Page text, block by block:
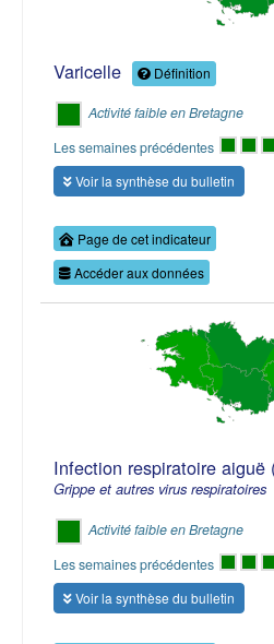
Varicelle Définition
Activité faible en Bretagne
Les semaines précédentes
Voir la synthèse du bulletin
Page de cet indicateur
Accéder aux données
Infection respiratoire aiguë
Grippe et autres virus respiratoires
Activité faible en Bretagne
Les semaines précédentes
Voir la synthèse du bulletin